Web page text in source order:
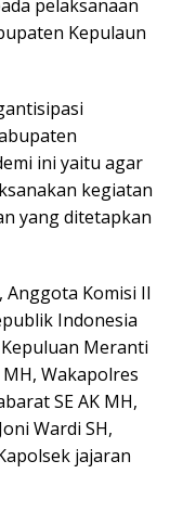
pelaksanaan
Kepulaun
ini yaitu agar
kegiatan
yang ditetapkan
Komisi II
Indonesia
Meranti
Wakapolres
SE AK MH,
Wardi SH,
jajaran